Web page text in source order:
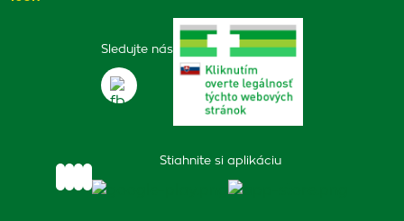
Sledujte nás
Stiahnite si aplikáciu